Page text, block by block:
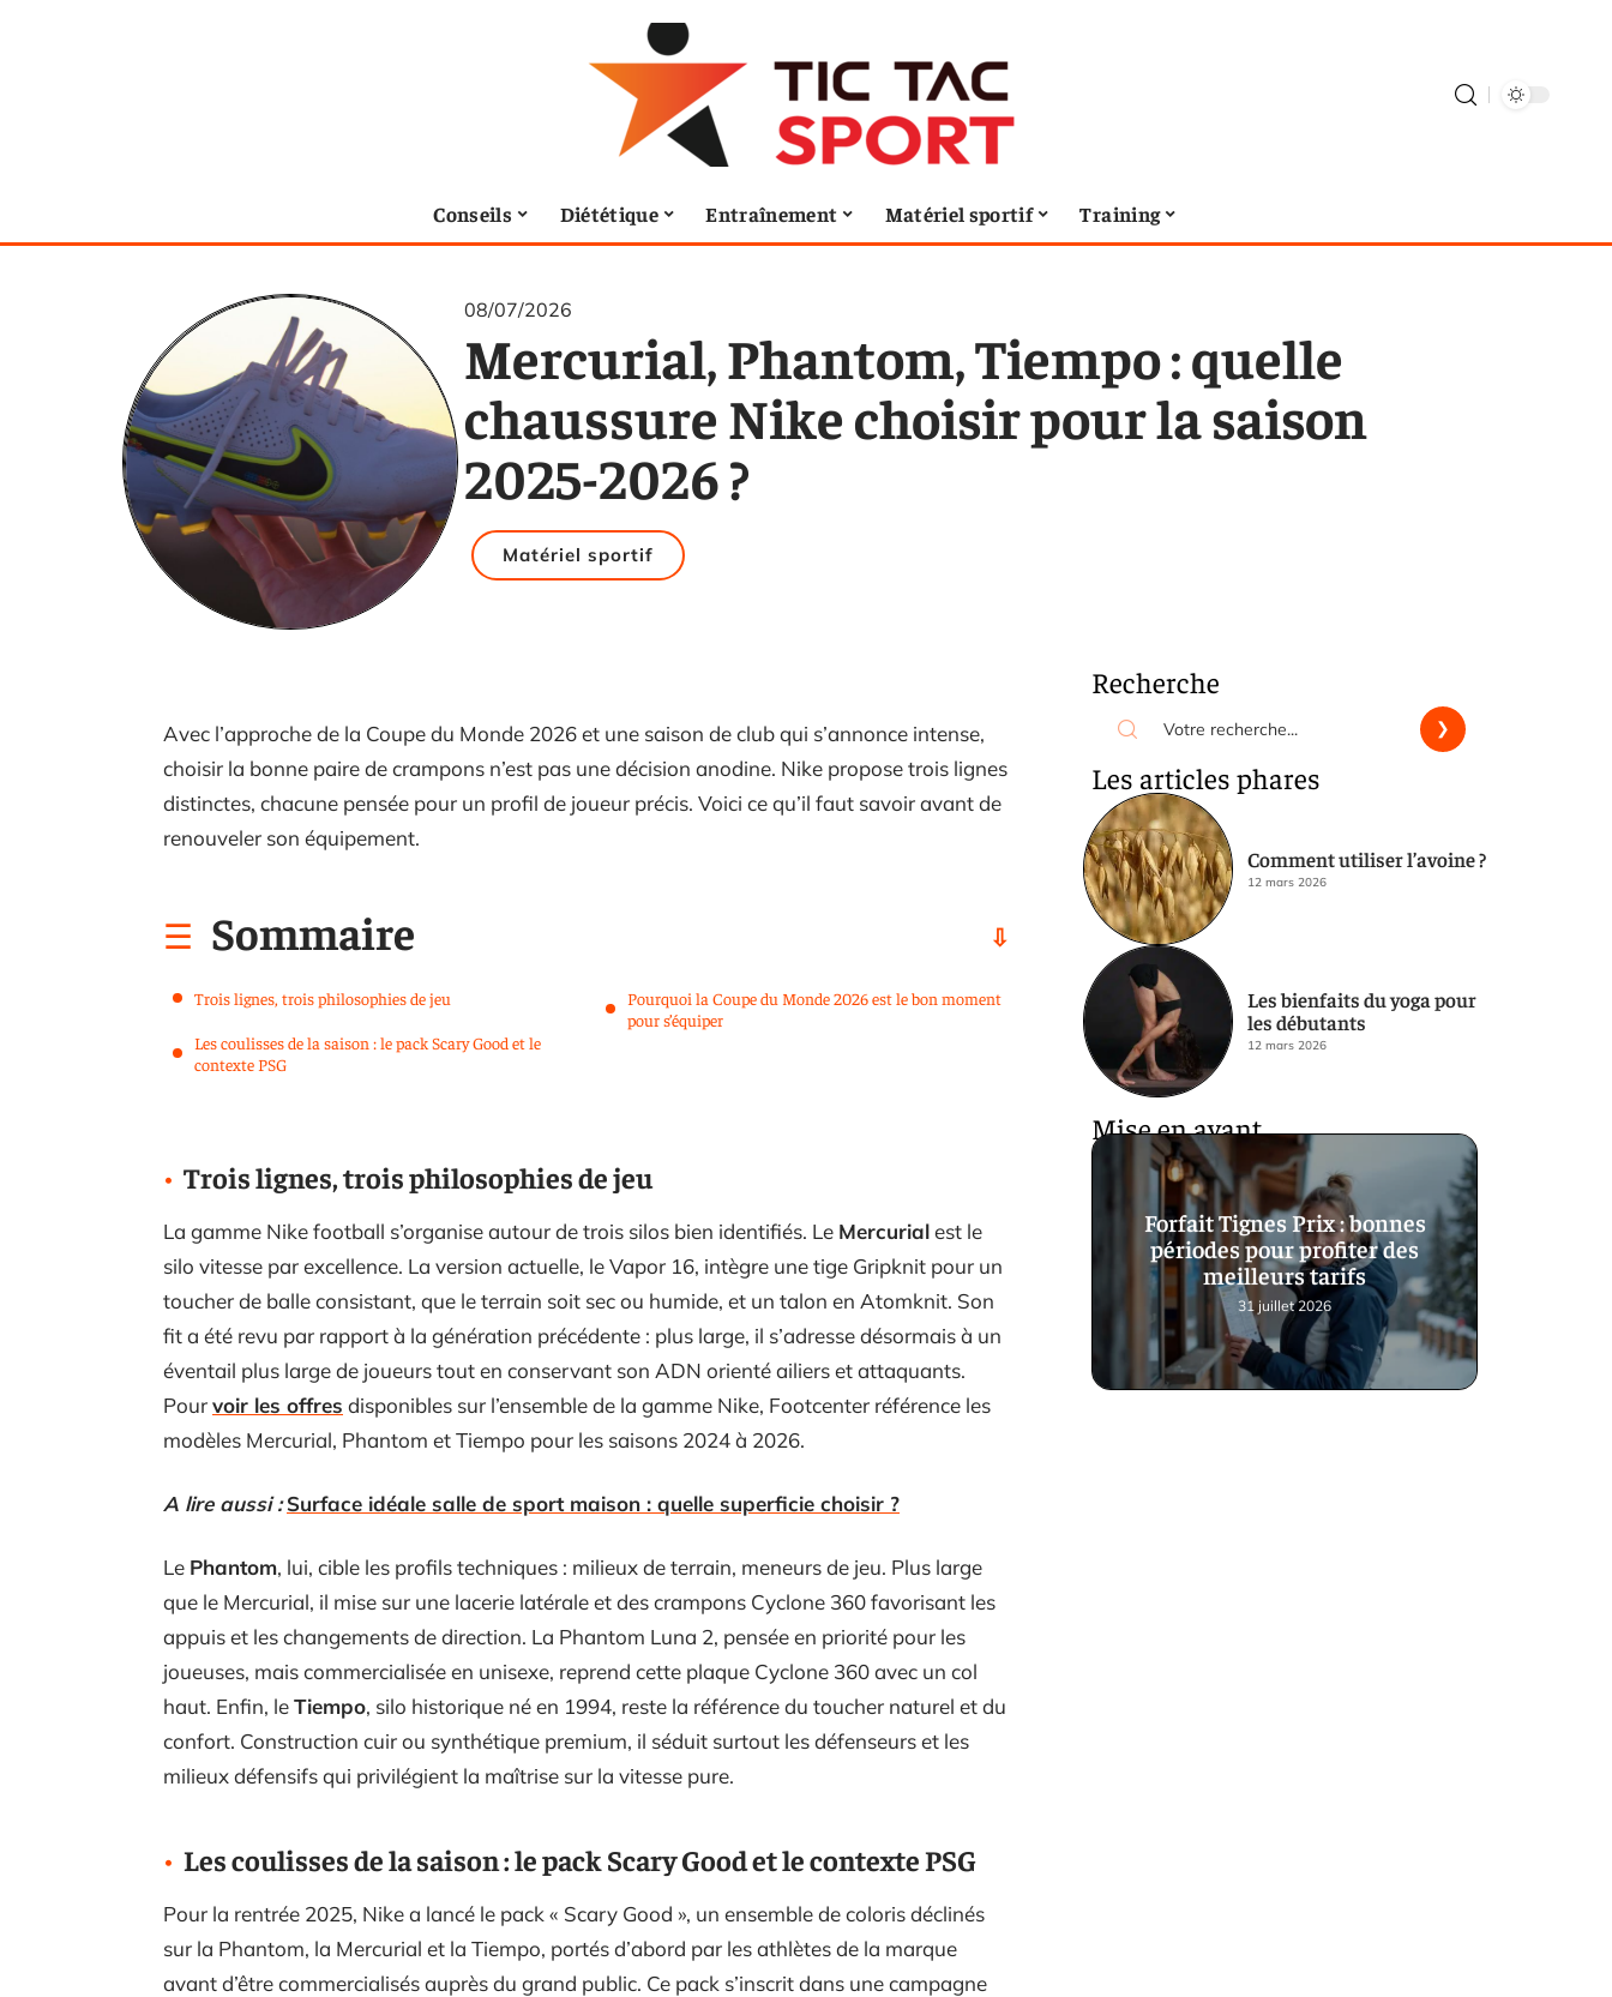
Conseils Diététique Entraînement Matériel sportif Training
08/07/2026
Mercurial, Phantom, Tiempo : quelle
chaussure Nike choisir pour la saison
2025-2026 ?
Matériel sportif
Avec l’approche de la Coupe du Monde 2026 et une saison de club qui s’annonce intense,
choisir la bonne paire de crampons n’est pas une décision anodine. Nike propose trois lignes
distinctes, chacune pensée pour un profil de joueur précis. Voici ce qu’il faut savoir avant de
renouveler son équipement.
Sommaire
Trois lignes, trois philosophies de jeu
Les coulisses de la saison : le pack Scary Good et le
contexte PSG
Pourquoi la Coupe du Monde 2026 est le bon moment
pour s’équiper
Trois lignes, trois philosophies de jeu
La gamme Nike football s’organise autour de trois silos bien identifiés. Le Mercurialest le
silo vitesse par excellence. La version actuelle, le Vapor 16, intègre une tige Gripknit pour un
toucher de balle consistant, que le terrain soit sec ou humide, et un talon en Atomknit. Son
fit a été revu par rapport à la génération précédente : plus large, il s’adresse désormais à un
éventail plus large de joueurs tout en conservant son ADN orienté ailiers et attaquants.
Pourvoir les offres disponibles sur l’ensemble de la gamme Nike, Footcenter référence les
modèles Mercurial, Phantom et Tiempo pour les saisons 2024 à 2026.
A lire aussi : Surface idéale salle de sport maison : quelle superficie choisir ?
Le Phantom, lui, cible les profils techniques : milieux de terrain, meneurs de jeu. Plus large
que le Mercurial, il mise sur une lacerie latérale et des crampons Cyclone 360 favorisant les
appuis et les changements de direction. La Phantom Luna 2, pensée en priorité pour les
joueuses, mais commercialisée en unisexe, reprend cette plaque Cyclone 360 avec un col
haut. Enfin, leTiempo, silo historique né en 1994, reste la référence du toucher naturel et du
confort. Construction cuir ou synthétique premium, il séduit surtout les défenseurs et les
milieux défensifs qui privilégient la maîtrise sur la vitesse pure.
Les coulisses de la saison : le pack Scary Good et le contexte PSG
Pour la rentrée 2025, Nike a lancé le pack « Scary Good », un ensemble de coloris déclinés
sur la Phantom, la Mercurial et la Tiempo, portés d’abord par les athlètes de la marque
avant d’être commercialisés auprès du grand public. Ce pack s’inscrit dans une campagne
Recherche
Les articles phares
Comment utiliser l’avoine ?
12 mars 2026
Les bienfaits du yoga pour
les débutants
12 mars 2026
Mise en avant
Forfait Tignes Prix : bonnes
périodes pour profiter des
meilleurs tarifs
31 juillet 2026